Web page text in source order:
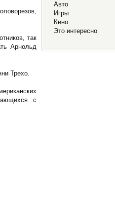
так
Арнольд
Трехо.
с
Авто
Игры
Кино
Это интересно